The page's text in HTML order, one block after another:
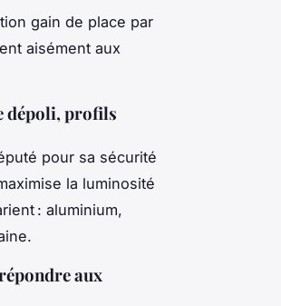
gain de place par
aisément aux
dépoli, profils
pour sa sécurité
la luminosité
: aluminium,
aux